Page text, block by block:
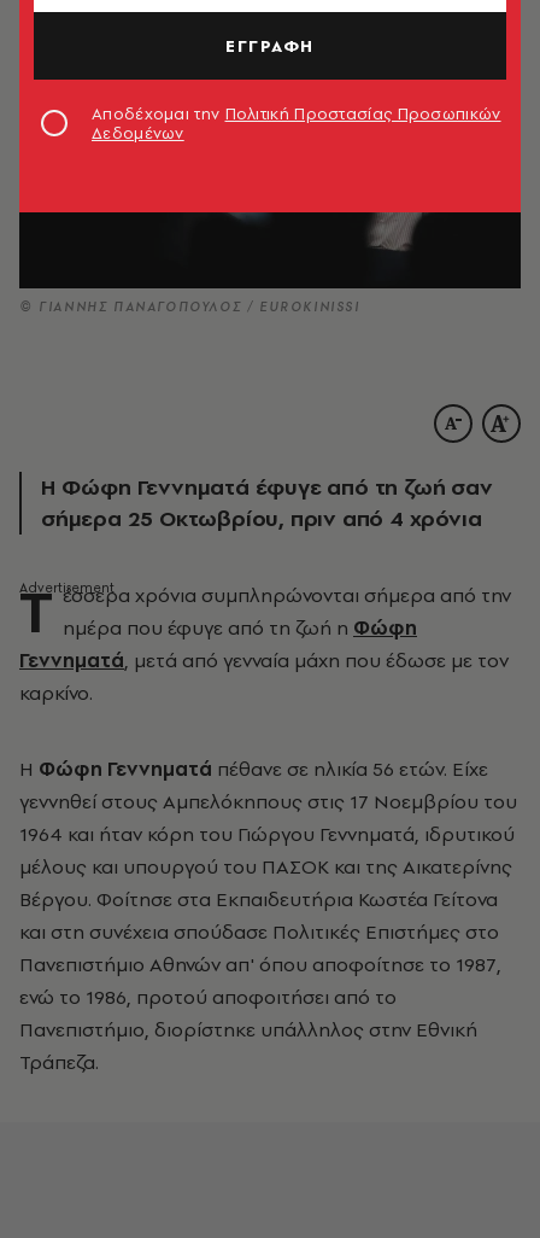
© ΓΙΑΝΝΗΣ ΠΑΝΑΓΟΠΟΥΛΟΣ / EUROKINISSI
Η Φώφη Γεννηματά έφυγε από τη ζωή σαν
σήμερα 25 Οκτωβρίου, πριν από 4 χρόνια
Τ έσσερα χρόνια συμπληρώνονται σήμερα από την
ημέρα που έφυγε από τη ζωή η Φώφη
Γεννηματά, μετά από γενναία μάχη που έδωσε με τον
καρκίνο.
Η Φώφη Γεννηματά πέθανε σε ηλικία 56 ετών. Είχε
γεννηθεί στους Αμπελόκηπους στις 17 Νοεμβρίου του
1964 και ήταν κόρη του Γιώργου Γεννηματά, ιδρυτικού
μέλους και υπουργού του ΠΑΣΟΚ και της Αικατερίνης
Βέργου. Φοίτησε στα Εκπαιδευτήρια Κωστέα Γείτονα
και στη συνέχεια σπούδασε Πολιτικές Επιστήμες στο
Πανεπιστήμιο Αθηνών απ' όπου αποφοίτησε το 1987,
ενώ το 1986, προτού αποφοιτήσει από το
Πανεπιστήμιο, διορίστηκε υπάλληλος στην Εθνική
Τράπεζα.
ΕΓΓΡΑΦΗ
Αποδέχομαι την Πολιτική Προστασίας Προσωπικών
Δεδομένων